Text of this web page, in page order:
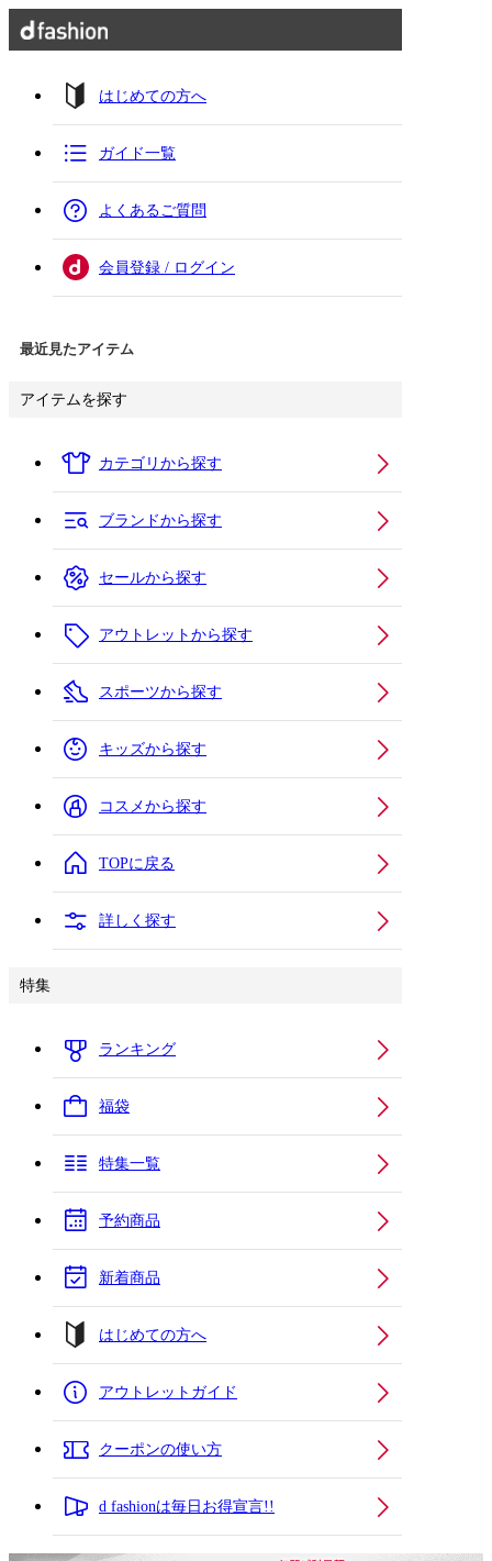
はじめての方へ
ガイド一覧
よくあるご質問
会員登録 / ログイン
最近見たアイテム
アイテムを探す
カテゴリから探す
ブランドから探す
セールから探す
アウトレットから探す
スポーツから探す
キッズから探す
コスメから探す
TOPに戻る
詳しく探す
特集
ランキング
福袋
特集一覧
予約商品
新着商品
はじめての方へ
アウトレットガイド
クーポンの使い方
d fashionは毎日お得宣言!!